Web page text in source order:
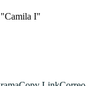
"Camila I"